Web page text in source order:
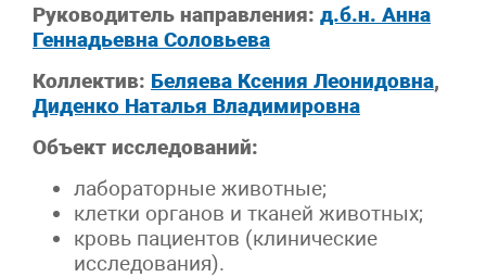
Руководитель направления: д.б.н. Анна
Геннадьевна Соловьева
Коллектив: Беляева Ксения Леонидовна,
Диденко Наталья Владимировна
Объект исследований:
лабораторные животные;
клетки органов и тканей животных;
кровь пациентов (клинические
исследования).